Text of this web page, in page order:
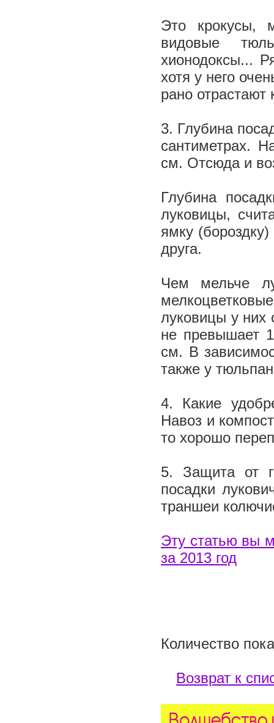
Это крокусы,
видовые
хионодоксы...
хотя у него
рано отрастают
3. Глубина
сантиметрах.
см. Отсюда и
Глубина
луковицы,
ямку
друга.
Чем мельче
луковицы у них
не превышает
см. В
также у
4. Какие
Навоз и
то хорошо
5. Защита от
посадки
траншеи
Эту статью вы
за 2013 год
Количество
Возврат к